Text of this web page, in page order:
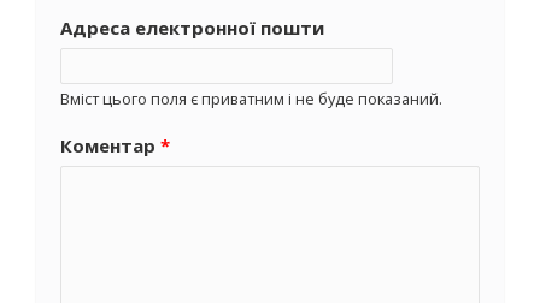
Адреса електронної пошти
Вміст цього поля є приватним і не буде показаний.
Коментар *